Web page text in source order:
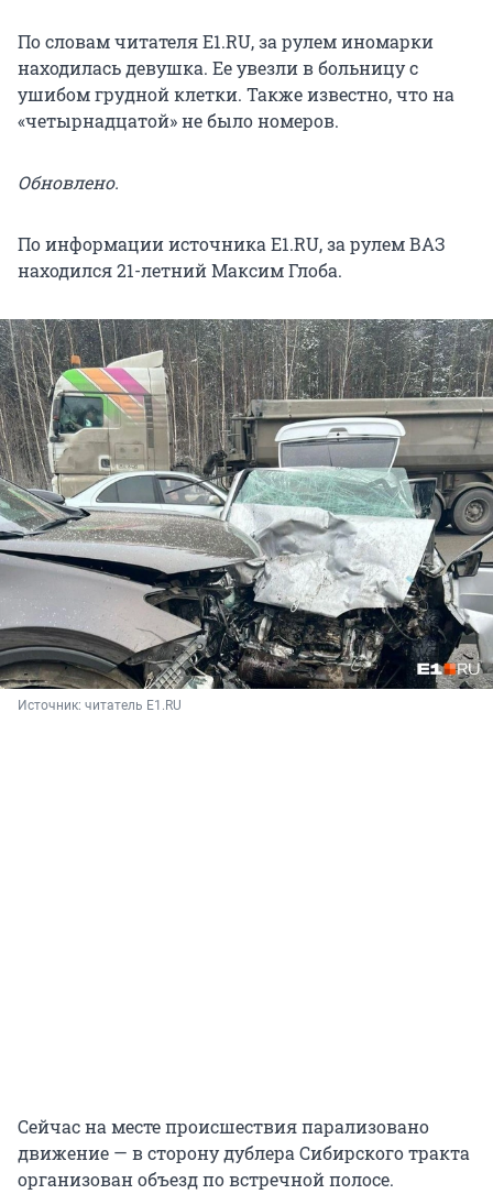
По словам читателя E1.RU, за рулем иномарки
находилась девушка. Ее увезли в больницу с
ушибом грудной клетки. Также известно, что на
«четырнадцатой» не было номеров.
Обновлено.
По информации источника E1.RU, за рулем ВАЗ
находился 21-летний Максим Глоба.
Источник: читатель E1.RU
Сейчас на месте происшествия парализовано
движение — в сторону дублера Сибирского тракта
организован объезд по встречной полосе.